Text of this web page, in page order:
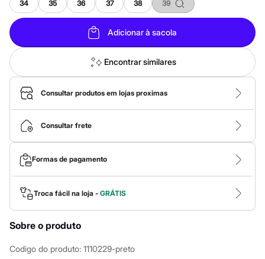
Alfaiataria
Novidades
Roupas
Blusas e Camisetas
Básicos
Calças
Casacos e Jaquetas
Jeans
Macacões
Saias
Shorts e Bermudas
Vestidos
Acessórios
Bolsas
Bonés e Chapéus
Bijoux
Óculos
Relógios
Calçados
Botas
Rasteirinhas
Sandálias
34 35 36 37 38 39
Adicionar à sacola
Encontrar similares
Consultar produtos em lojas proximas
Consultar frete
Formas de pagamento
Troca fácil na loja - GRÁTIS
Sobre o produto
Codigo do produto: 1110229-preto